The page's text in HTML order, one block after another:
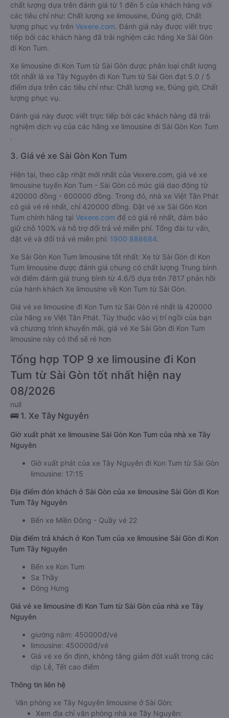
chất lượng dựa trên đánh giá từ 1 đến 5 của khách hàng với
các tiêu chí như: Chất lượng xe limousine, Đúng giờ, Chất
lượng phục vụ trên Vexere.com. Đánh giá này được viết trực
tiếp bởi các khách hàng đã trải nghiệm các hãng Xe Sài Gòn
đi Kon Tum.
Xe limousine đi Kon Tum từ Sài Gòn được phân loại chất lượng
tốt nhất là xe Tây Nguyên đi Kon Tum từ Sài Gòn đạt 5.0 / 5
điểm dựa trên các tiêu chí như: Chất lượng xe, Đúng giờ, Chất
lượng phục vụ.
Đánh giá này được viết trực tiếp bởi các khách hàng đã trải
nghiệm dịch vụ của các hãng xe limousine đi Sài Gòn Kon Tum
.
3. Giá vé xe Sài Gòn Kon Tum
Hiện tại, theo cập nhật mới nhất của Vexere.com, giá vé xe
limousine tuyến Kon Tum - Sài Gòn có mức giá dao động từ
420000 đồng - 600000 đồng. Trong đó, nhà xe Việt Tân Phát
có giá vé rẻ nhất, chỉ 420000 đồng. Đặt vé xe Sài Gòn Kon
Tum chính hãng tại Vexere.com để có giá rẻ nhất, đảm bảo
giữ chỗ 100% và hỗ trợ đổi trả vé miễn phí. Tổng đài tư vấn,
đặt vé và đổi trả vé miễn phí: 1900 888684.
Xe Sài Gòn Kon Tum limousine tốt nhất: Xe từ Sài Gòn đi Kon
Tum limousine được đánh giá chung có chất lượng Trung bình
với điểm đánh giá trung bình từ 4.6/5 dựa trên 7817 phản hồi
của hành khách Xe limousine về Kon Tum từ Sài Gòn.
Giá vé xe limousine đi Kon Tum từ Sài Gòn rẻ nhất là 420000
của hãng xe Việt Tân Phát. Tùy thuộc vào vị trí ngồi của bạn
và chương trình khuyến mãi, giá vé Xe Sài Gòn đi Kon Tum
limousine này có thể sẽ rẻ hơn
Tổng hợp TOP 9 xe limousine đi Kon
Tum từ Sài Gòn tốt nhất hiện nay
08/2026
null
🚌 1. Xe Tây Nguyên
Giờ xuất phát xe limousine Sài Gòn Kon Tum của nhà xe Tây
Nguyên
Giờ xuất phát của xe Tây Nguyên đi Kon Tum từ Sài Gòn
limousine: 17:15
Địa điểm đón khách ở Sài Gòn của xe limousine Sài Gòn đi Kon
Tum Tây Nguyên
Bến xe Miền Đông - Quầy vé 22
Địa điểm trả khách ở Kon Tum của xe limousine Sài Gòn đi Kon
Tum Tây Nguyên
Bến xe Kon Tum
Sa Thầy
Đông Hưng
Giá vé xe limousine đi Kon Tum từ Sài Gòn của nhà xe Tây
Nguyên
giường nằm: 450000đ/vé
limousine: 450000đ/vé
Giá vé xe ổn định, không tăng giảm đột xuất trong các
dịp Lễ, Tết cao điểm
Thông tin liên hệ
Văn phòng xe Tây Nguyên limousine ở Sài Gòn:
Xem địa chỉ văn phòng nhà xe Tây Nguyên: